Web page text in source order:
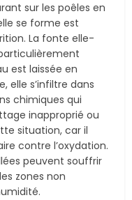
sur les poêles en
se forme est
La fonte elle-
est laissée en
elle s’infiltre dans
chimiques qui
inapproprié ou
situation, car il
contre l’oxydation.
peuvent souffrir
zones non